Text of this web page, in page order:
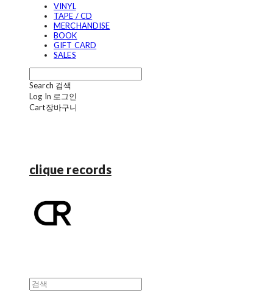
VINYL
TAPE / CD
MERCHANDISE
BOOK
GIFT CARD
SALES
Search 검색
Log In 로그인
Cart장바구니
clique records